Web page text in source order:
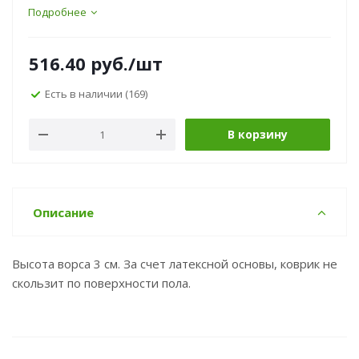
Подробнее
516.40 руб./шт
Есть в наличии (169)
В корзину
Описание
Высота ворса 3 см. За счет латексной основы, коврик не
скользит по поверхности пола.